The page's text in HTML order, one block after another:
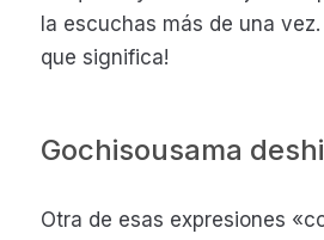
la escuchas más de una vez.
que significa!
Gochisousama
Otra de esas expresiones